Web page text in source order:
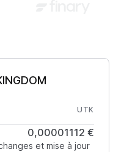
UTK
0,00001112 €
et mise à jour